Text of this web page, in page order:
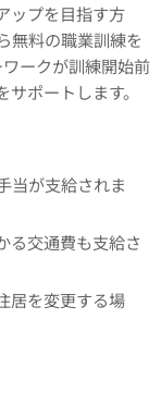
ップを目指す方
無料の職業訓練を
ークが訓練開始前
ポートします。
当が支給されま
る交通費も支給さ
居を変更する場